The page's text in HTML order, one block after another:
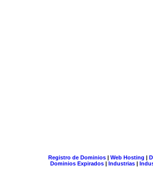
Registro de Dominios| Web Hosting |
Dominios Expirados | Industrias |